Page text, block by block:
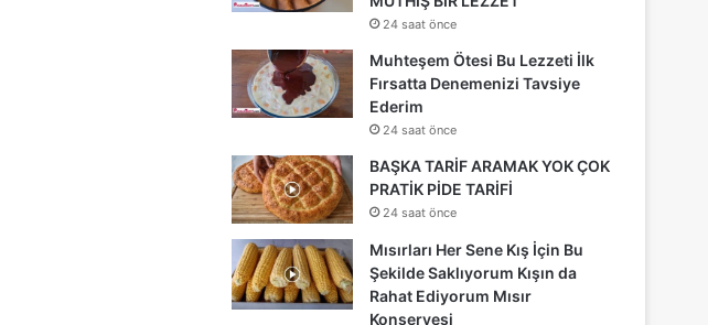
24 saat önce
Muhteşem Ötesi Bu Lezzeti İlk
Fırsatta Denemenizi Tavsiye
Ederim
24 saat önce
BAŞKA TARİF ARAMAK YOK ÇOK
PRATİK PİDE TARİFİ
24 saat önce
Mısırları Her Sene Kış İçin Bu
Şekilde Saklıyorum Kışın da
Rahat Ediyorum Mısır
Konservesi